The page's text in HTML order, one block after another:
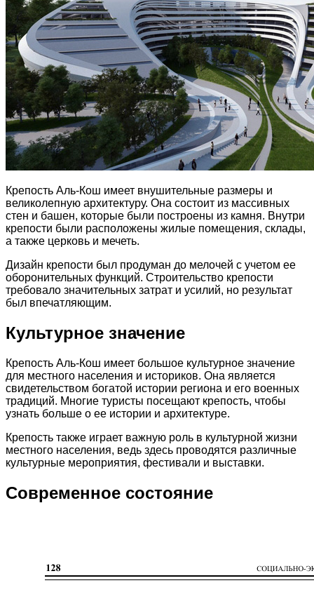
Крепость Аль-Кош имеет внушительные размеры и
великолепную архитектуру. Она состоит из массивных
стен и башен, которые были построены из камня. Внутри
крепости были расположены жилые помещения, склады,
а также церковь и мечеть.
Дизайн крепости был продуман до мелочей с учетом ее
оборонительных функций. Строительство крепости
требовало значительных затрат и усилий, но результат
был впечатляющим.
Культурное значение
Крепость Аль-Кош имеет большое культурное значение
для местного населения и историков. Она является
свидетельством богатой истории региона и его военных
традиций. Многие туристы посещают крепость, чтобы
узнать больше о ее истории и архитектуре.
Крепость также играет важную роль в культурной жизни
местного населения, ведь здесь проводятся различные
культурные мероприятия, фестивали и выставки.
Современное состояние